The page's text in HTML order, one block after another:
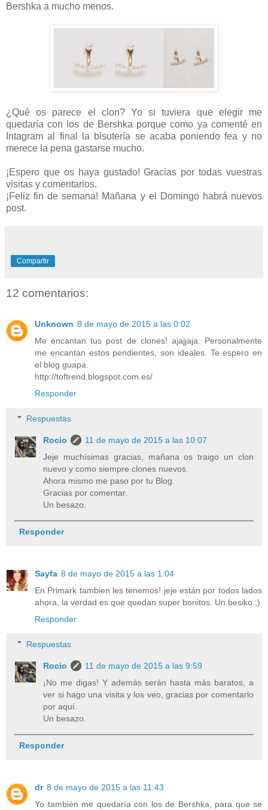
Bershka a mucho menos.
¿Qué os parece el clon? Yo si tuviera que elegir me
quedaría con los de Bershka porque como ya comenté en
Intagram al final la bisutería se acaba poniendo fea y no
merece la pena gastarse mucho.
¡Espero que os haya gustado! Gracias por todas vuestras
visitas y comentarios.
¡Feliz fin de semana! Mañana y el Domingo habrá nuevos
post.
Compartir
12 comentarios:
Unknown 8 de mayo de 2015 a las 0:02
Me encantan tus post de clones! ajajjaja. Personalmente
me encantan estos pendientes, son ideales. Te espero en
el blog guapa.
http://toftrend.blogspot.com.es/
Responder
Respuestas
Rocio
11 de mayo de 2015 a las 10:07
Jeje muchísimas gracias, mañana os traigo un clon
nuevo y como siempre clones nuevos.
Ahora mismo me paso por tu Blog.
Gracias por comentar.
Un besazo.
Responder
Sayfa 8 de mayo de 2015 a las 1:04
En Primark tambien les tenemos! jeje están por todos lados
ahora, la verdad es que quedan super bonitos. Un besiko ;)
Responder
Respuestas
Rocio
11 de mayo de 2015 a las 9:59
¡No me digas! Y además serán hasta más baratos, a
ver si hago una visita y los veo, gracias por comentarlo
por aquí.
Un besazo.
Responder
dr 8 de mayo de 2015 a las 11:43
Yo también me quedaría con los de Bershka, para que se